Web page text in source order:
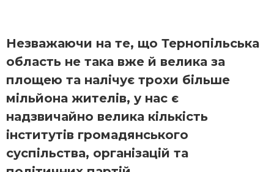
Незважаючи на те, що Тернопільська
область не така вже й велика за
площею та налічує трохи більше
мільйона жителів, у нас є
надзвичайно велика кількість
інститутів громадянського
суспільства, організацій та